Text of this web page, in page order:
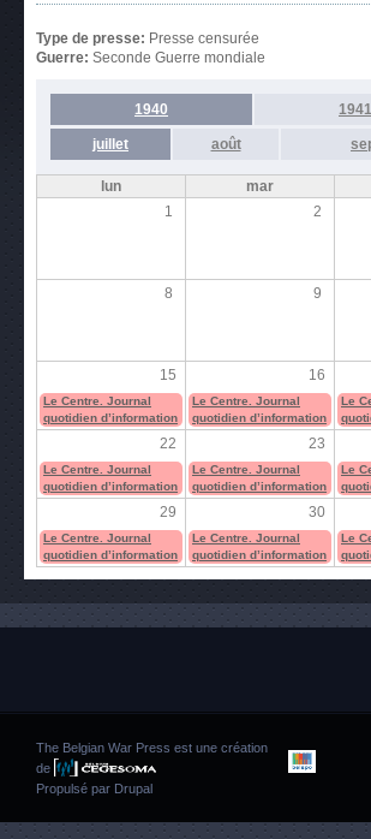
Type de presse: Presse censurée
Guerre: Seconde Guerre mondiale
1940 1941
juillet août
lun mar
1
2
8 9
15 16
Le Centre. Journal
quotidien d’information
Le Centre. Journal
quotidien d’information
Le
22 23
Le Centre. Journal
quotidien d’information
Le Centre. Journal
quotidien d’information
Le
29 30
Le Centre. Journal
quotidien d’information
Le Centre. Journal
quotidien d’information
Le
The Belgian War Press est une création
de
Propulsé par Drupal